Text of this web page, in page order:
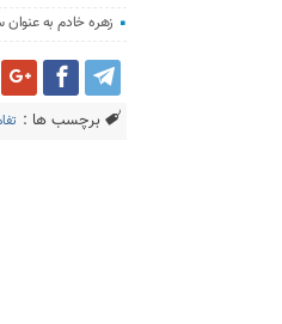
زهره خادم به
برچسب ها :